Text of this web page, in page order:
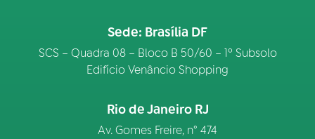
Sede: Brasília DF
SCS – Quadra 08 – Bloco B 50/60 – 1º Subsolo
Edifício Venâncio Shopping
Rio de Janeiro RJ
Av. Gomes Freire, n° 474